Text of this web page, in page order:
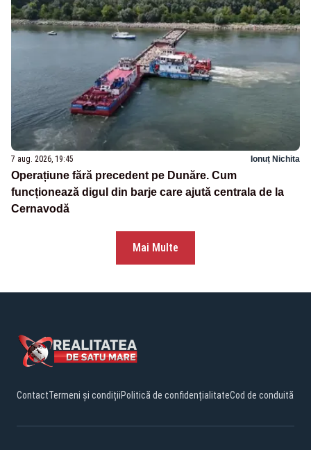
7 aug. 2026, 19:45 Ionuț Nichita
Operațiune fără precedent pe Dunăre. Cum
funcționează digul din barje care ajută centrala de la
Cernavodă
Mai Multe
ContactTermeni și condițiiPolitică de confidențialitateCod de conduită